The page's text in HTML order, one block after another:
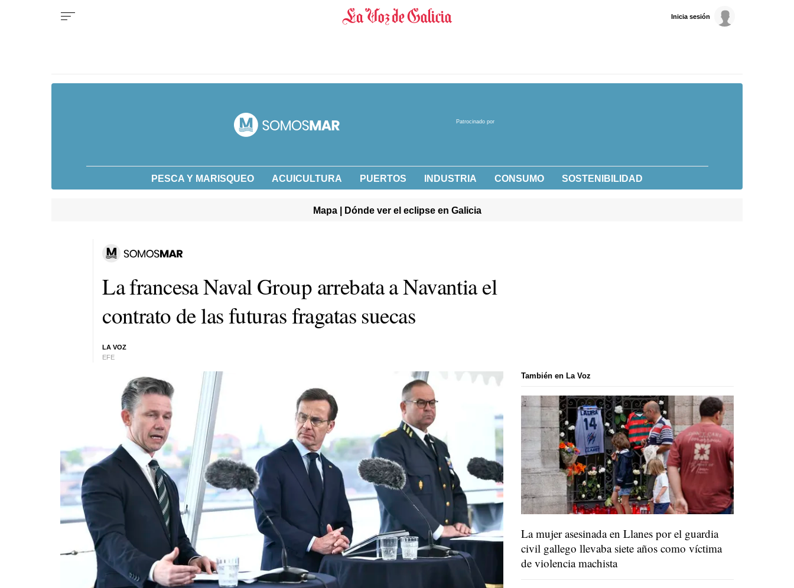
Inicia sesión
Patrocinado por
PESCA Y MARISQUEO ACUICULTURA PUERTOS INDUSTRIA CONSUMO SOSTENIBILIDAD
Mapa | Dónde ver el eclipse en Galicia
La francesa Naval Group arrebata a Navantia el
contrato de las futuras fragatas suecas
LA VOZ
EFE
También en La Voz
La mujer asesinada en Llanes por el guardia
civil gallego llevaba siete años como víctima
de violencia machista